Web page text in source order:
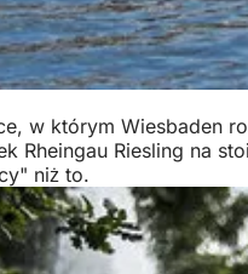
w którym Wiesbaden
Rheingau Riesling na
niż to.